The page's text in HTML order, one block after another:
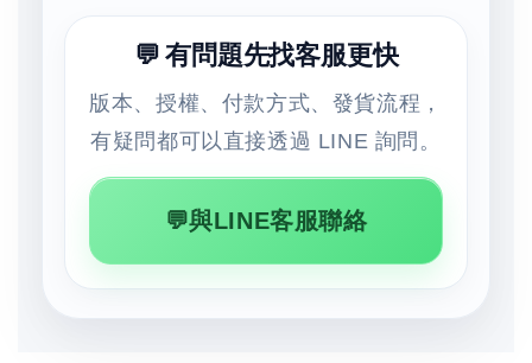
💬 有問題先找客服更快
版本、授權、付款方式、發貨流程，
有疑問都可以直接透過 LINE 詢問。
💬與LINE客服聯絡